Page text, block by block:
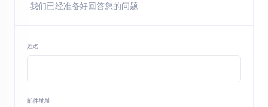
我们已经准备好回答您的问题
姓名
邮件地址